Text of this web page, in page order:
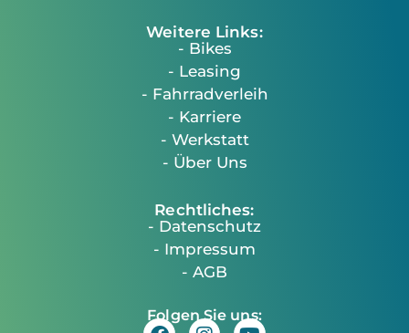
Weitere Links:
- Bikes
- Leasing
- Fahrradverleih
- Karriere
- Werkstatt
- Über Uns
Rechtliches:
- Datenschutz
- Impressum
- AGB
Folgen Sie uns: